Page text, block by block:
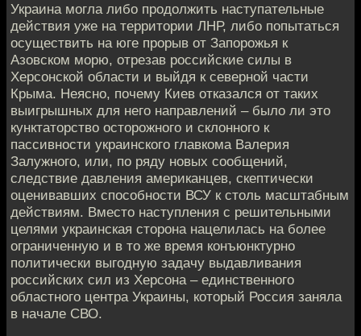
Украина могла либо продолжить наступательные
действия уже на территории ЛНР, либо попытаться
осуществить на юге прорыв от Запорожья к
Азовском морю, отрезав российские силы в
Херсонской области и выйдя к северной части
Крыма. Неясно, почему Киев отказался от таких
выигрышных для него направлений – было ли это
кунктаторство осторожного и склонного к
пассивности украинского главкома Валерия
Залужного, или, по ряду новых сообщений,
следствие давления американцев, скептически
оценивавших способности ВСУ к столь масштабным
действиям. Вместо наступления с решительными
целями украинская сторона нацелилась на более
ограниченную и в то же время конъюнктурно
политически выгодную задачу выдавливания
российских сил из Херсона – единственного
областного центра Украины, который Россия заняла
в начале СВО.